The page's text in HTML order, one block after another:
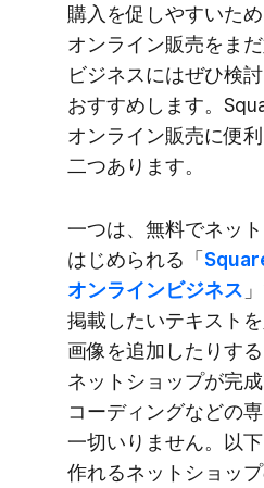
購入を​促しやす​いため
オンライン販売を​ま
ビジネスには​ぜひ検
おすすめします。​
オンライン販売に​便
二つあります。
一つは、​無料で​ネッ
はじめられる​「
オンラインビジネス
掲載したい​テキストを​
画像を​追加したりする
ネットショップが​完
コーディングなどの​
一切いりません。​以
作れる​ネットショップ